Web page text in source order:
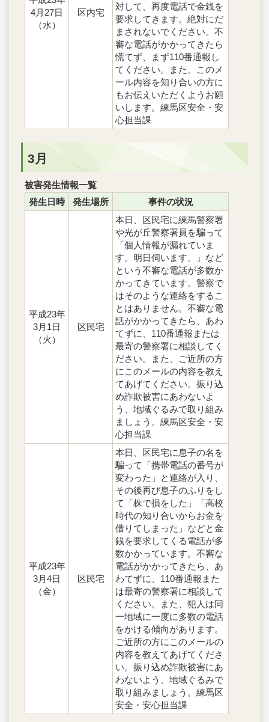
4月27日
（水）
区内宅
対して、再度電話で金銭を
要求してきます。絶対にだ
まされないでください。不
審な電話がかかってきたら
慌てず、まず110番通報し
てください。また、このメ
ール内容を知り合いの方に
もお伝えいただくようお願
いします。練馬区安全・安
心担当課
3月
被害発生情報一覧
発生日時
発生場所 事件の状況
平成23年
3月1日
（火）
区民宅
本日、区民宅に練馬警察署
や光が丘警察署員を騙って
「個人情報が漏れていま
す。明日伺います。」など
という不審な電話が多数か
かってきています。警察で
はそのような連絡をするこ
とはありません。不審な電
話がかかってきたら、あわ
てずに、110番通報または
最寄の警察署に相談してく
ださい。また、ご近所の方
にこのメールの内容を教え
てあげてください。振り込
め詐欺被害にあわないよ
う、地域ぐるみで取り組み
ましょう。練馬区安全・安
心担当課
平成23年
3月4日
（金）
区民宅
本日、区民宅に息子の名を
騙って「携帯電話の番号が
変わった」と連絡が入り、
その後再び息子のふりをし
て「株で損をした」「高校
時代の知り合いからお金を
借りてしまった」などと金
銭を要求してくる電話が多
数かかっています。不審な
電話がかかってきたら、あ
わてずに、110番通報また
は最寄の警察署に相談して
ください。また、犯人は同
一地域に一度に多数の電話
をかける傾向があります。
ご近所の方にこのメールの
内容を教えてあげてくださ
い。振り込め詐欺被害にあ
わないよう、地域ぐるみで
取り組みましょう。練馬区
安全・安心担当課